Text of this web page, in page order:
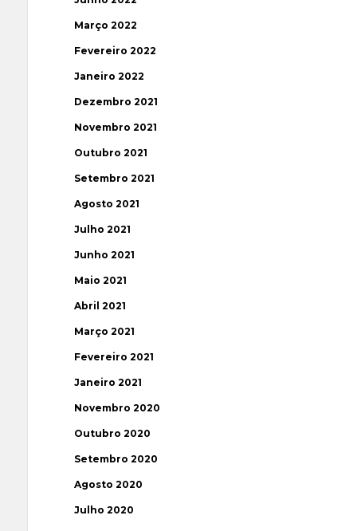
Março 2022
Fevereiro 2022
Janeiro 2022
Dezembro 2021
Novembro 2021
Outubro 2021
Setembro 2021
Agosto 2021
Julho 2021
Junho 2021
Maio 2021
Abril 2021
Março 2021
Fevereiro 2021
Janeiro 2021
Novembro 2020
Outubro 2020
Setembro 2020
Agosto 2020
Julho 2020